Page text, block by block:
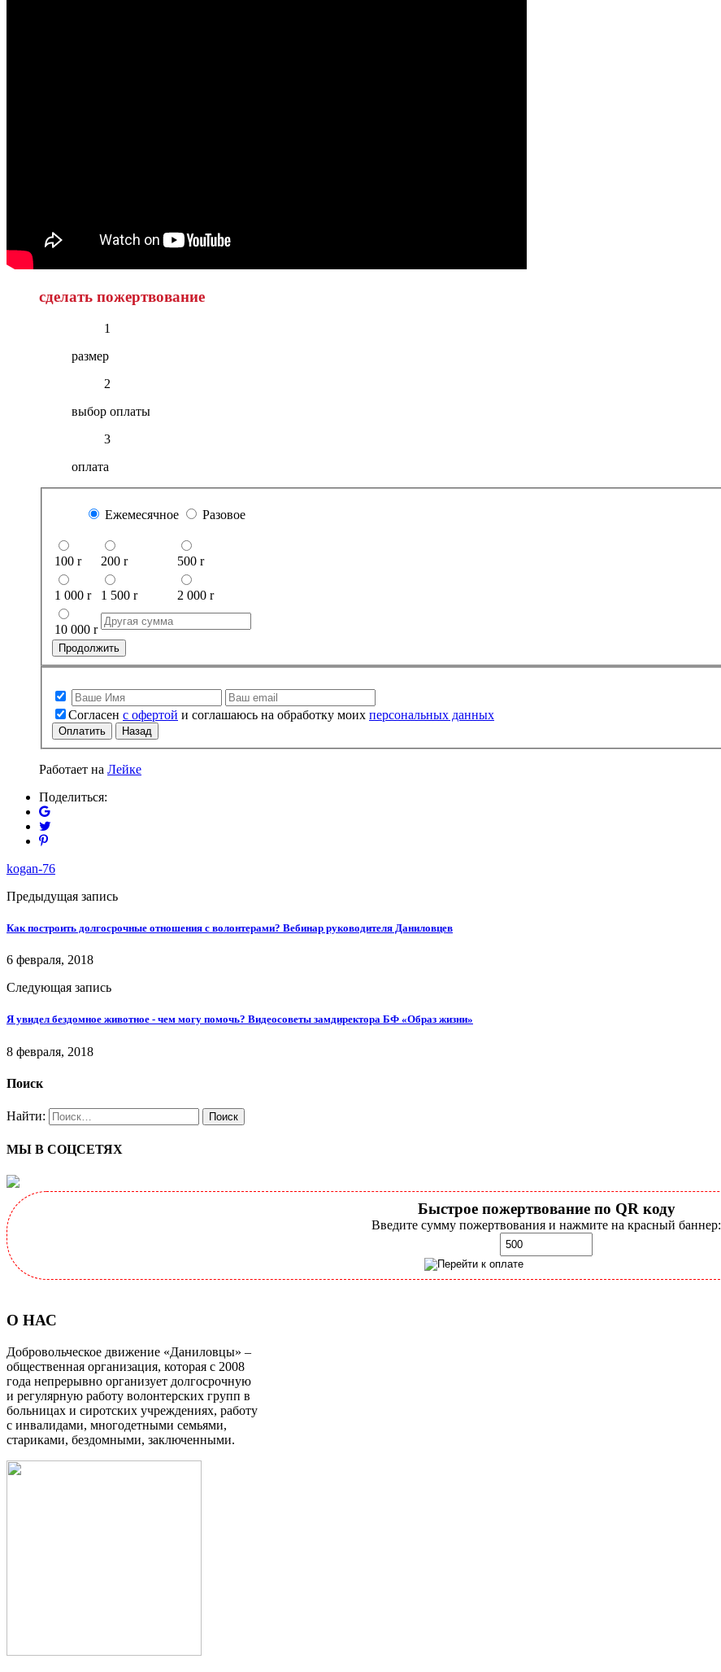
сделать пожертвование
1
размер
2
выбор оплаты
3
оплата
Ежемесячное Разовое
100 r 200 r 500 r
1 000 r 1 500 r 2 000 r
10 000 r
Продолжить
Согласен с офертой и соглашаюсь на обработку моих персональных данных
Оплатить Назад
Работает на Лейке
Поделиться:
kogan-76
Предыдущая запись
Как построить долгосрочные отношения с волонтерами? Вебинар руководителя Даниловцев
6 февраля, 2018
Следующая запись
Я увидел бездомное животное - чем могу помочь? Видеосоветы замдиректора БФ «Образ жизни»
8 февраля, 2018
Поиск
Найти:
МЫ В СОЦСЕТЯХ
Быстрое пожертвование по QR коду
Введите сумму пожертвования и нажмите на красный баннер:
О НАС
Добровольческое движение «Даниловцы» –
общественная организация, которая с 2008
года непрерывно организует долгосрочную
и регулярную работу волонтерских групп в
больницах и сиротских учреждениях, работу
с инвалидами, многодетными семьями,
стариками, бездомными, заключенными.